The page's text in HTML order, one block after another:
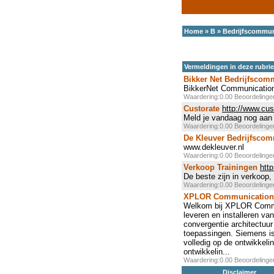
Home » B »
Vermeldingen in deze
Bikker Net
BikkerNet
Waardering:0.00
Custorate http://
Meld je vandaag nog
Waardering:0.00
De Kleuver
www.dekleuver.nl
Waardering:0.00
Verkoop Trainingen
De beste zijn in
Waardering:0.00
XPLOR
Welkom bij XPLOR
leveren en installeren
convergentie
toepassingen. Siemens
volledig op de
ontwikkelin...
Waardering:0.00
Disclaimer